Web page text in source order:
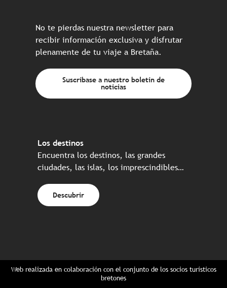
No te pierdas nuestra newsletter para
recibir información exclusiva y disfrutar
plenamente de tu viaje a Bretaña.
Suscríbase a nuestro boletín de
noticias
Los destinos
Encuentra los destinos, las grandes
ciudades, las islas, los imprescindibles…
Descubrir
Web realizada en colaboración con el conjunto de los socios turísticos
bretones